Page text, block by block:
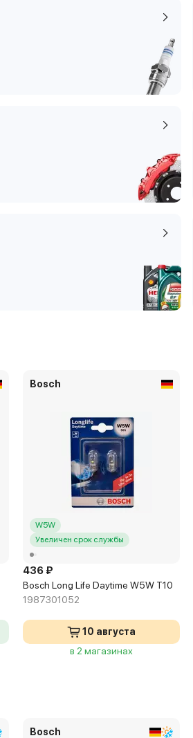
Bosch
W5W
Увеличен срок службы
436 ₽
Bosch Long Life Daytime W5W T10
1987301052
10 августа
в 2 магазинах
Bosch